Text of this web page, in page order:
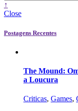
↑
Close
Postagens Recentes
The Mound:
a Loucura
Criticas, Games,